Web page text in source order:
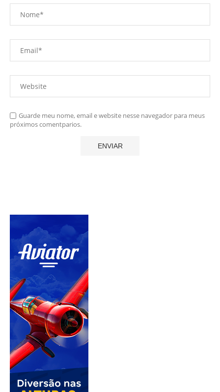
Guarde meu nome, email e website nesse navegador para meus
próximos comentparios.